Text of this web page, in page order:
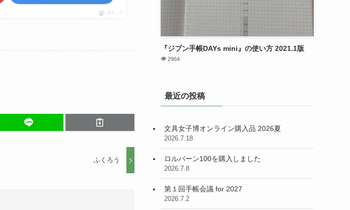
ポチップ
ふくろう
『ジブン手帳DAYs mini』の使い方 2021.1版
2964
最近の投稿
文具女子博オンライン購入品 2026夏
2026.7.18
ロルバーン100を購入しました
2026.7.8
第１回手帳会議 for 2027
2026.7.2